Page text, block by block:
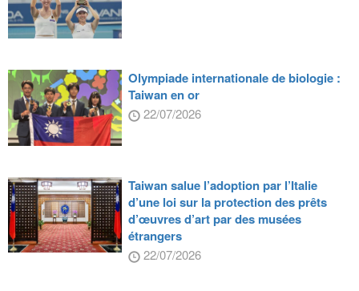
Olympiade internationale de biologie :
Taiwan en or
22/07/2026
Taiwan salue l’adoption par l’Italie
d’une loi sur la protection des prêts
d’œuvres d’art par des musées
étrangers
22/07/2026